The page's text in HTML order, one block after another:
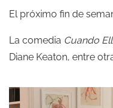
El próximo fin de
La comedia Cuando
Diane Keaton, entre